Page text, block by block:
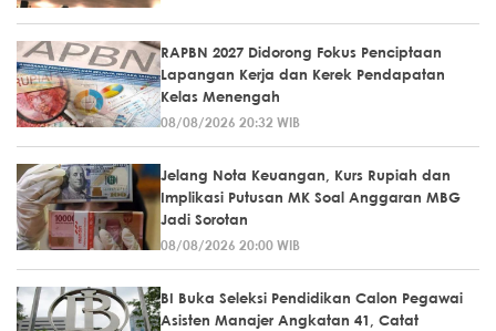
RAPBN 2027 Didorong Fokus Penciptaan
Lapangan Kerja dan Kerek Pendapatan
Kelas Menengah
08/08/2026 20:32 WIB
Jelang Nota Keuangan, Kurs Rupiah dan
Implikasi Putusan MK Soal Anggaran MBG
Jadi Sorotan
08/08/2026 20:00 WIB
BI Buka Seleksi Pendidikan Calon Pegawai
Asisten Manajer Angkatan 41, Catat